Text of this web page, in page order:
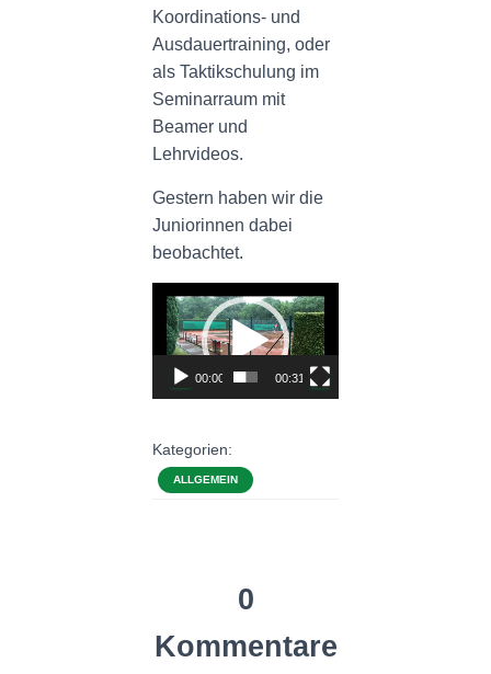
Koordinations- und
Ausdauertraining, oder
als Taktikschulung im
Seminarraum mit
Beamer und
Lehrvideos.
Gestern haben wir die
Juniorinnen dabei
beobachtet.
Video-
Player
00:00 00:31
Kategorien:
ALLGEMEIN
0
Kommentare